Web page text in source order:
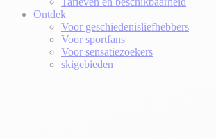
Ontdek
Voor geschiedenisliefhebbers
Voor sportfans
Voor sensatiezoekers
skigebieden